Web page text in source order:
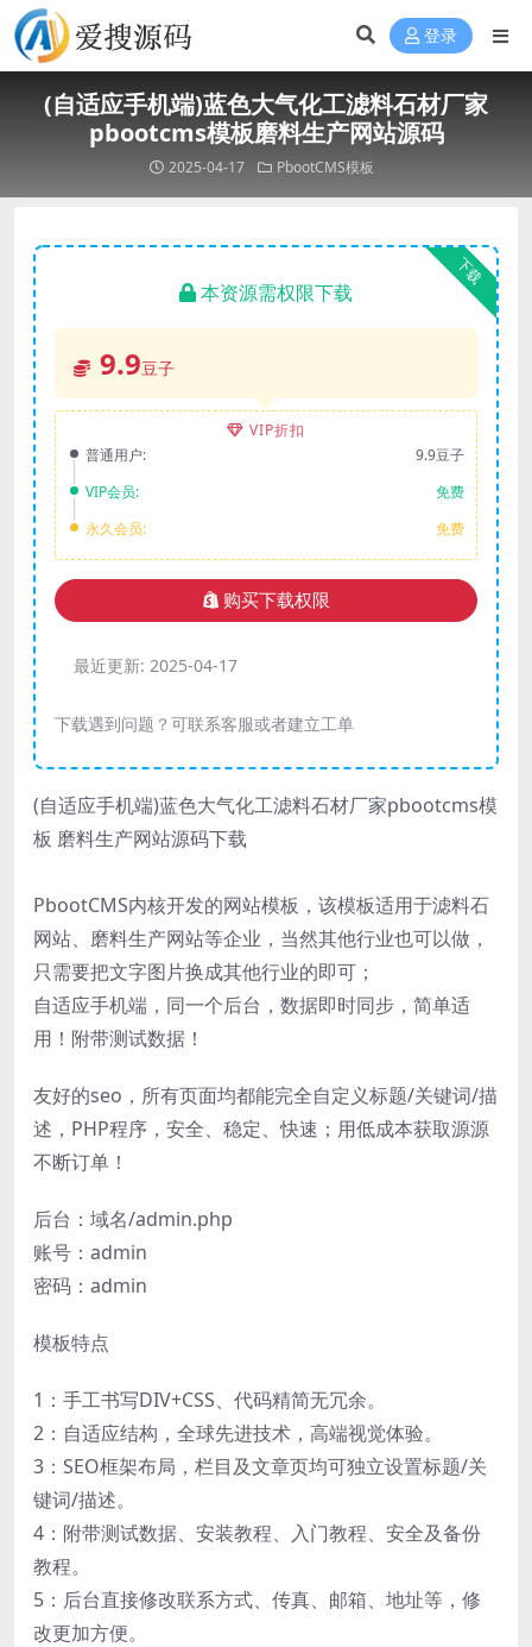
登录
(自适应手机端)蓝色大气化工滤料石材厂家
pbootcms模板磨料生产网站源码
2025-04-17 PbootCMS模板
下载
本资源需权限下载
9.9豆子
VIP折扣
普通用户:
9.9豆子
VIP会员:
免费
永久会员:
免费
购买下载权限
最近更新: 2025-04-17
下载遇到问题？可联系客服或者建立工单
(自适应手机端)蓝色大气化工滤料石材厂家pbootcms模
板 磨料生产网站源码下载
PbootCMS内核开发的网站模板，该模板适用于滤料石
网站、磨料生产网站等企业，当然其他行业也可以做，
只需要把文字图片换成其他行业的即可；
自适应手机端，同一个后台，数据即时同步，简单适
用！附带测试数据！
友好的seo，所有页面均都能完全自定义标题/关键词/描
述，PHP程序，安全、稳定、快速；用低成本获取源源
不断订单！
后台：域名/admin.php
账号：admin
密码：admin
模板特点
1：手工书写DIV+CSS、代码精简无冗余。
2：自适应结构，全球先进技术，高端视觉体验。
3：SEO框架布局，栏目及文章页均可独立设置标题/关
键词/描述。
4：附带测试数据、安装教程、入门教程、安全及备份
教程。
5：后台直接修改联系方式、传真、邮箱、地址等，修
改更加方便。